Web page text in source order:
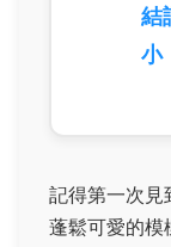
結
小
記得第一次見
蓬鬆可愛的模